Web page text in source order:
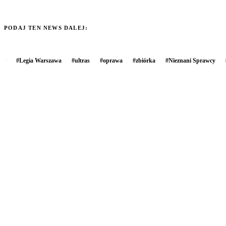
PODAJ TEN NEWS DALEJ:
#Legia Warszawa #ultras #oprawa #zbiórka #Nieznani Sprawcy